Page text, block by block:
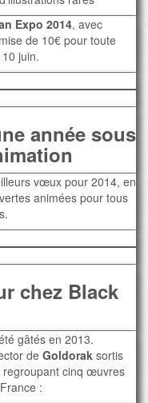
Expo 2014, avec
de 10€ pour toute
juin.
année sous
vœux pour 2014, en
animées pour tous
chez Black
gâtés en 2013.
de Goldoraksortis
regroupant cinq œuvres
: